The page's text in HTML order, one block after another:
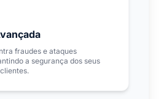
fraudes e ataques
a segurança dos seus